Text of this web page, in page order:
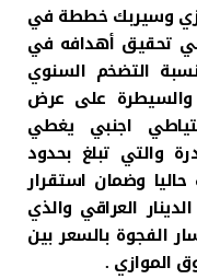
وسيربك خططة في
تحقيق أهدافه في
التضخم السنوي
حاليا بين (1%-1.5%) والسيطرة على عرض
اجنبي يغطي
والتي تبلغ بحدود
من الذهب حاليا وضمان استقرار
العراقي والذي
الفجوة بالسعر بين
الموازي .